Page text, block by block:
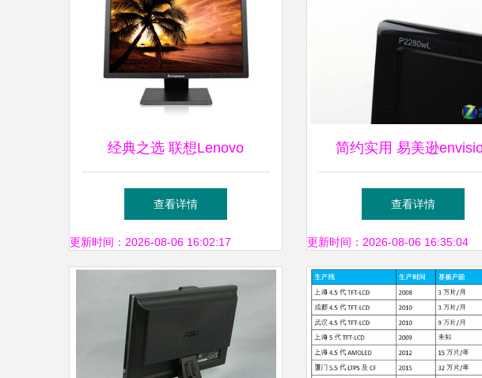
经典之选 联想Lenovo
LS2033WD 20英寸宽屏LED
显示器深度评测
查看详情
更新时间：2026-08-06 16:02:17
简约实用 易美逊
P2280WL液晶显示器边
测
查看详情
更新时间：2026-08-06 16:35:04